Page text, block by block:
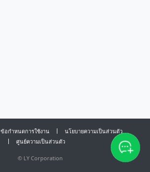
ข้อกำหนดการใช้งาน
นโยบายความเป็นส่วนตัว
ศูนย์ความเป็นส่วนตัว
© LY Corporation